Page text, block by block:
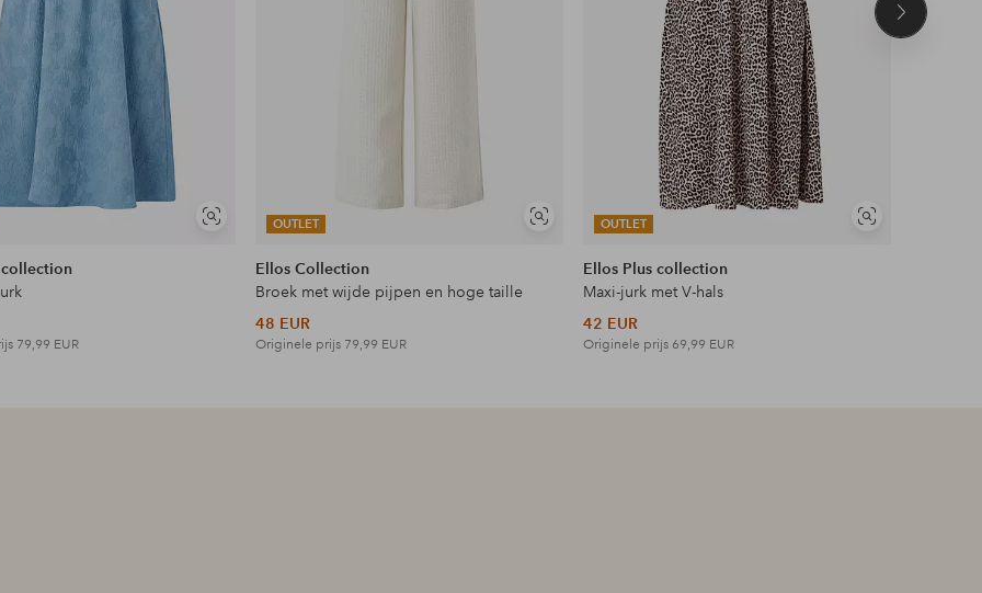
Soortgelijke
collection
79,99 EUR
OUTLET
Soortgelijke
Ellos Collection
Broek met wijde pijpen en hoge taille
48 EUR
Originele prijs 79,99 EUR
OUTLET
Soortgelijke
Ellos Plus collection
Maxi-jurk met V-hals
42 EUR
Originele prijs 69,99 EUR
Volgend